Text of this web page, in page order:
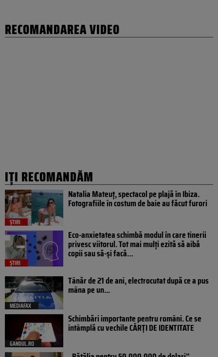
RECOMANDAREA VIDEO
IȚI RECOMANDĂM
ȘTIRI
Natalia Mateuț, spectacol pe plajă în Ibiza.
Fotografiile în costum de baie au făcut furori
ȘTIRI
Eco-anxietatea schimbă modul în care tinerii
privesc viitorul. Tot mai mulți ezită să aibă
copii sau să-și facă…
MEDIAFAX
Tânăr de 21 de ani, electrocutat după ce a pus
mâna pe un...
GANDUL.RO
Schimbări importante pentru români. Ce se
întâmplă cu vechile CĂRȚI DE IDENTITATE